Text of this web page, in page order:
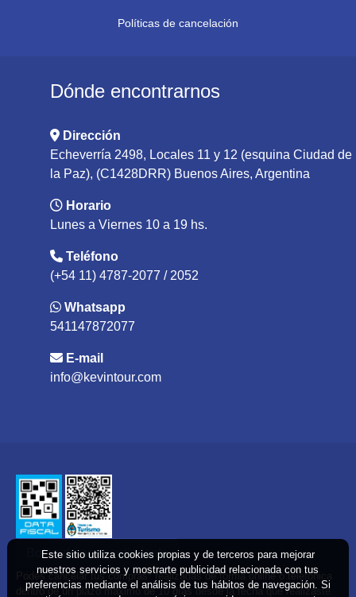
Políticas de cancelación
Dónde encontrarnos
Dirección
Echeverría 2498, Locales 11 y 12 (esquina Ciudad de
la Paz), (C1428DRR) Buenos Aires, Argentina
Horario
Lunes a Viernes 10 a 19 hs.
Teléfono
(+54 11) 4787-2077 / 2052
Whatsapp
541147872077
E-mail
info@kevintour.com
Boton de arrepentimiento
Podés cancelar tus compras* realizadas de forma online o telefonica
dentro de un plazo máximo de 10 días desde la fecha que realizaste
Este sitio utiliza cookies propias y de terceros para mejorar
nuestros servicios y mostrarte publicidad relacionada con tus
preferencias mediante el análisis de tus hábitos de navegación. Si